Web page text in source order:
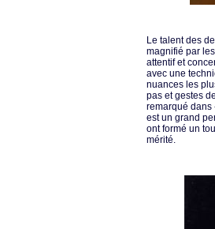
Le talent des
magnifié par
attentif et
avec une
nuances les
pas et gestes
remarqué dans
est un grand
ont formé un
mérité.